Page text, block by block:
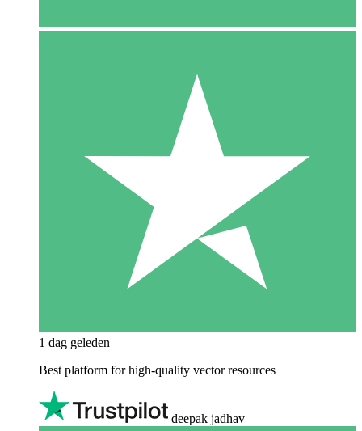
1 dag geleden
Best platform for high-quality vector resources
deepak jadhav